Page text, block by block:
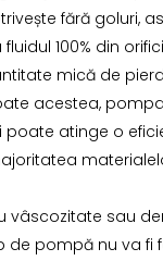
fără goluri,
100% din
mică de
acestea,
poate atinge o
vâscozitate sau
de pompă nu va fi